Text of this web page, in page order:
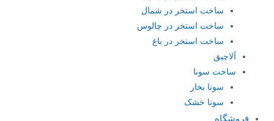
ساخت استخر در شمال
ساخت استخر در چالوس
ساخت استخر در باغ
آلاچیق
ساخت سونا
سونا بخار
سونا خشک
فروشگاه